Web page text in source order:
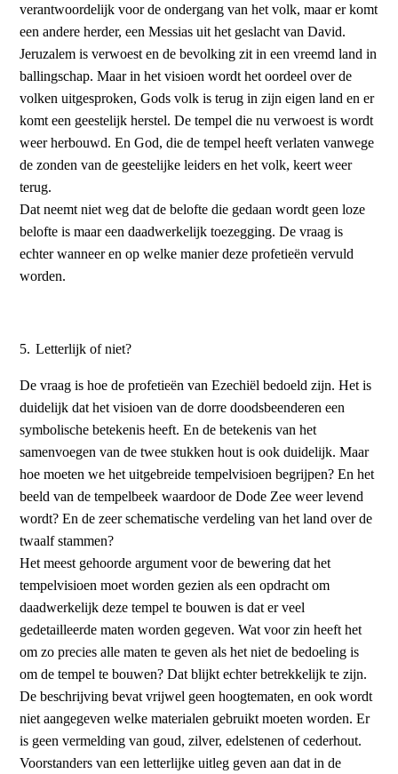
verantwoordelijk voor de ondergang van het volk, maar er komt
een andere herder, een Messias uit het geslacht van David.
Jeruzalem is verwoest en de bevolking zit in een vreemd land in
ballingschap. Maar in het visioen wordt het oordeel over de
volken uitgesproken, Gods volk is terug in zijn eigen land en er
komt een geestelijk herstel. De tempel die nu verwoest is wordt
weer herbouwd. En God, die de tempel heeft verlaten vanwege
de zonden van de geestelijke leiders en het volk, keert weer
terug.
Dat neemt niet weg dat de belofte die gedaan wordt geen loze
belofte is maar een daadwerkelijk toezegging. De vraag is
echter wanneer en op welke manier deze profetieën vervuld
worden.
5. Letterlijk of niet?
De vraag is hoe de profetieën van Ezechiël bedoeld zijn. Het is
duidelijk dat het visioen van de dorre doodsbeenderen een
symbolische betekenis heeft. En de betekenis van het
samenvoegen van de twee stukken hout is ook duidelijk. Maar
hoe moeten we het uitgebreide tempelvisioen begrijpen? En het
beeld van de tempelbeek waardoor de Dode Zee weer levend
wordt? En de zeer schematische verdeling van het land over de
twaalf stammen?
Het meest gehoorde argument voor de bewering dat het
tempelvisioen moet worden gezien als een opdracht om
daadwerkelijk deze tempel te bouwen is dat er veel
gedetailleerde maten worden gegeven. Wat voor zin heeft het
om zo precies alle maten te geven als het niet de bedoeling is
om de tempel te bouwen? Dat blijkt echter betrekkelijk te zijn.
De beschrijving bevat vrijwel geen hoogtematen, en ook wordt
niet aangegeven welke materialen gebruikt moeten worden. Er
is geen vermelding van goud, zilver, edelstenen of cederhout.
Voorstanders van een letterlijke uitleg geven aan dat in de